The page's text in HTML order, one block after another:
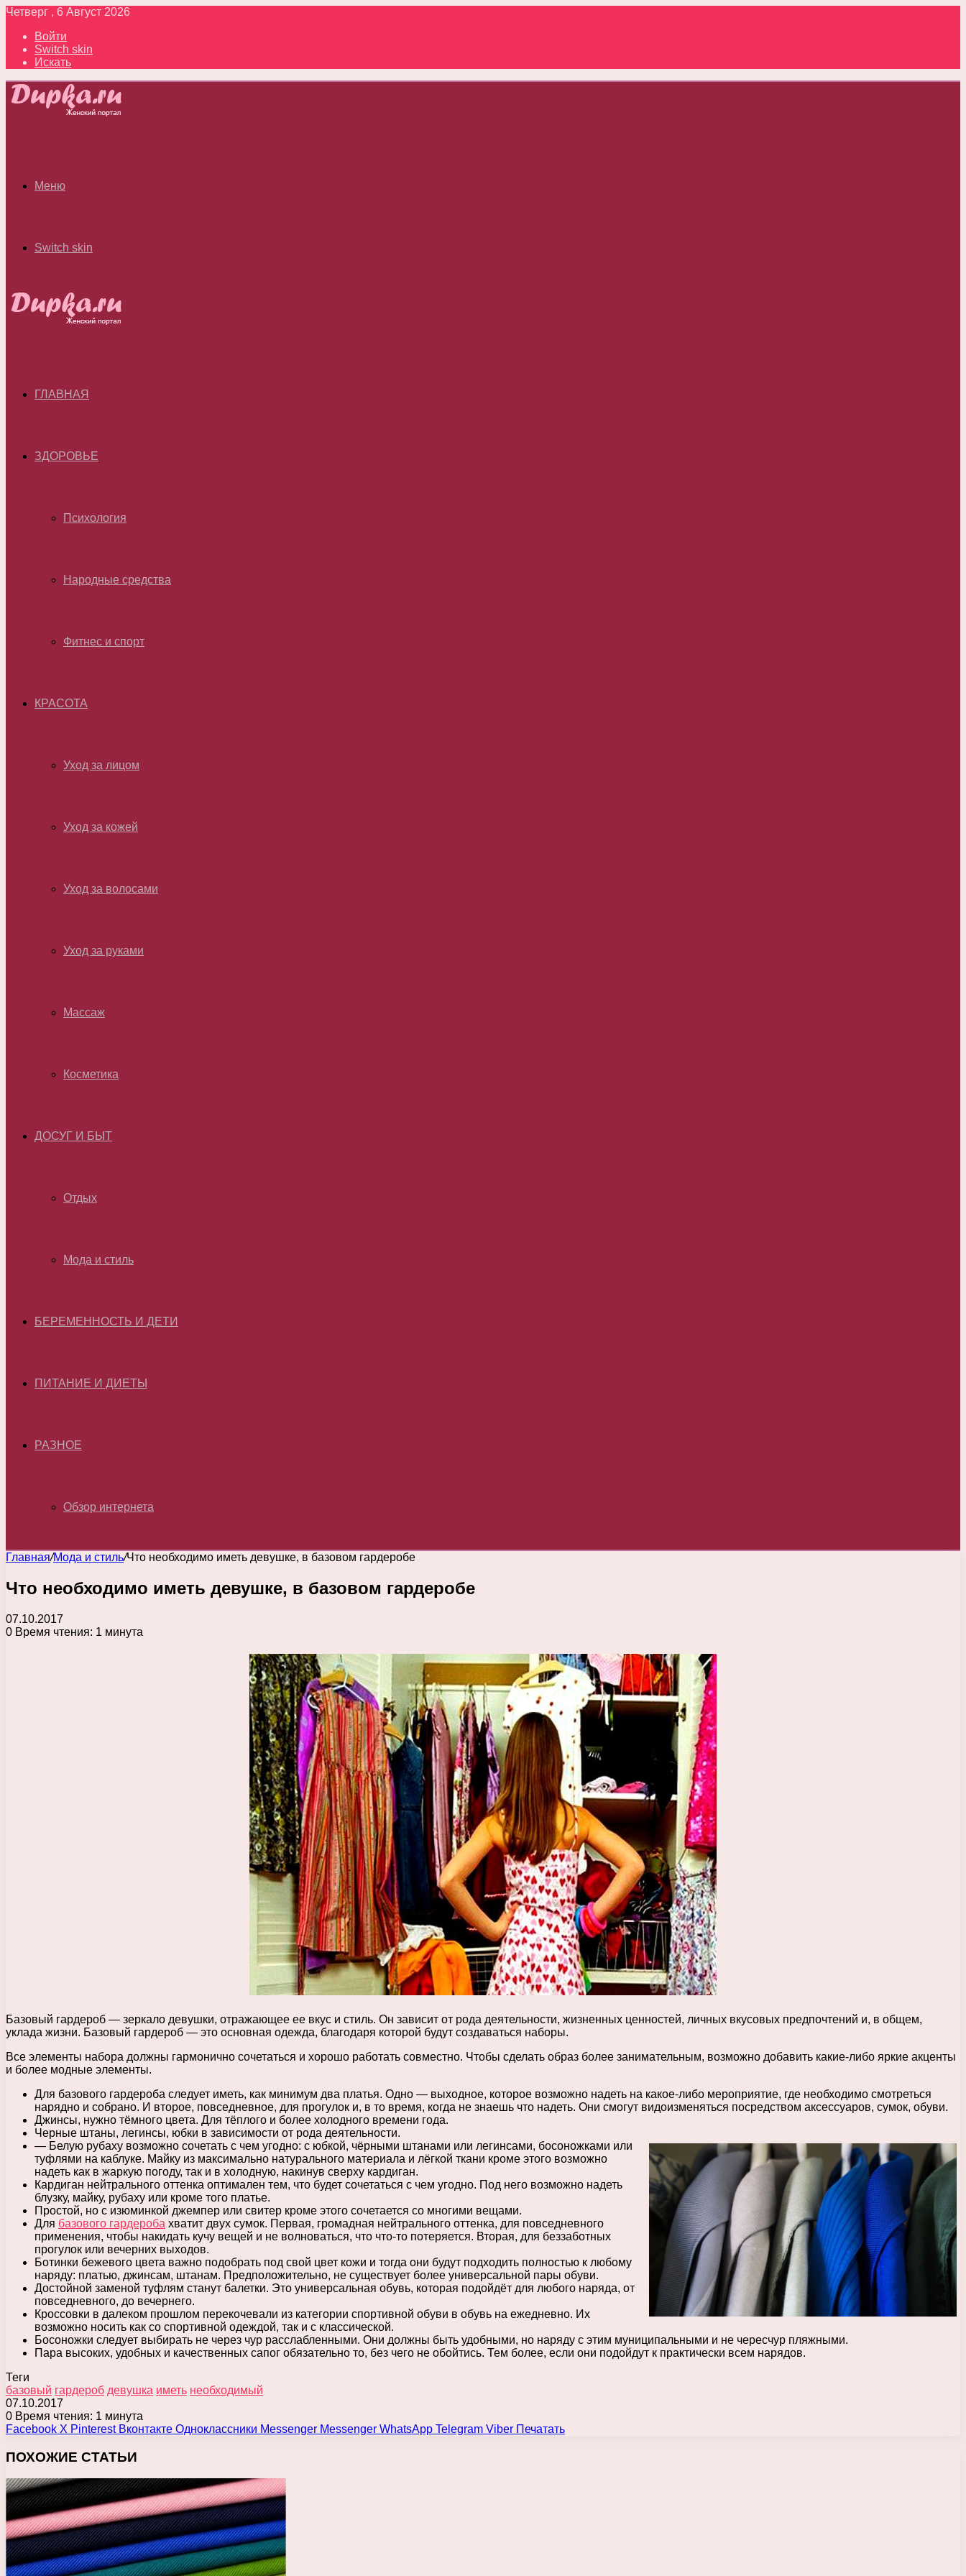
Четверг , 6 Август 2026
Войти
Switch skin
Искать
Меню
Switch skin
ГЛАВНАЯ
ЗДОРОВЬЕ
Психология
Народные средства
Фитнес и спорт
КРАСОТА
Уход за лицом
Уход за кожей
Уход за волосами
Уход за руками
Массаж
Косметика
ДОСУГ И БЫТ
Отдых
Мода и стиль
БЕРЕМЕННОСТЬ И ДЕТИ
ПИТАНИЕ И ДИЕТЫ
РАЗНОЕ
Обзор интернета
Главная/Мода и стиль/Что необходимо иметь девушке, в базовом гардеробе
Что необходимо иметь девушке, в базовом гардеробе
07.10.2017
0 Время чтения: 1 минута
Базовый гардероб — зеркало девушки, отражающее ее вкус и стиль. Он зависит от рода деятельности, жизненных ценностей, личных вкусовых предпочтений и, в общем,
уклада жизни. Базовый гардероб — это основная одежда, благодаря которой будут создаваться наборы.
Все элементы набора должны гармонично сочетаться и хорошо работать совместно. Чтобы сделать образ более занимательным, возможно добавить какие-либо яркие акценты
и более модные элементы.
Для базового гардероба следует иметь, как минимум два платья. Одно — выходное, которое возможно надеть на какое-либо мероприятие, где необходимо смотреться
нарядно и собрано. И второе, повседневное, для прогулок и, в то время, когда не знаешь что надеть. Они смогут видоизменяться посредством аксессуаров, сумок, обуви.
Джинсы, нужно тёмного цвета. Для тёплого и более холодного времени года.
Черные штаны, легинсы, юбки в зависимости от рода деятельности.
— Белую рубаху возможно сочетать с чем угодно: с юбкой, чёрными штанами или легинсами, босоножками или
туфлями на каблуке. Майку из максимально натурального материала и лёгкой ткани кроме этого возможно
надеть как в жаркую погоду, так и в холодную, накинув сверху кардиган.
Кардиган нейтрального оттенка оптимален тем, что будет сочетаться с чем угодно. Под него возможно надеть
блузку, майку, рубаху или кроме того платье.
Простой, но с изюминкой джемпер или свитер кроме этого сочетается со многими вещами.
Для базового гардероба хватит двух сумок. Первая, громадная нейтрального оттенка, для повседневного
применения, чтобы накидать кучу вещей и не волноваться, что что-то потеряется. Вторая, для беззаботных
прогулок или вечерних выходов.
Ботинки бежевого цвета важно подобрать под свой цвет кожи и тогда они будут подходить полностью к любому
наряду: платью, джинсам, штанам. Предположительно, не существует более универсальной пары обуви.
Достойной заменой туфлям станут балетки. Это универсальная обувь, которая подойдёт для любого наряда, от
повседневного, до вечернего.
Кроссовки в далеком прошлом перекочевали из категории спортивной обуви в обувь на ежедневно. Их
возможно носить как со спортивной одеждой, так и с классической.
Босоножки следует выбирать не через чур расслабленными. Они должны быть удобными, но наряду с этим муниципальными и не чересчур пляжными.
Пара высоких, удобных и качественных сапог обязательно то, без чего не обойтись. Тем более, если они подойдут к практически всем нарядов.
Теги
базовый гардероб девушка иметь необходимый
07.10.2017
0 Время чтения: 1 минута
Facebook X Pinterest Вконтакте Одноклассники Messenger Messenger WhatsApp Telegram Viber Печатать
ПОХОЖИЕ СТАТЬИ